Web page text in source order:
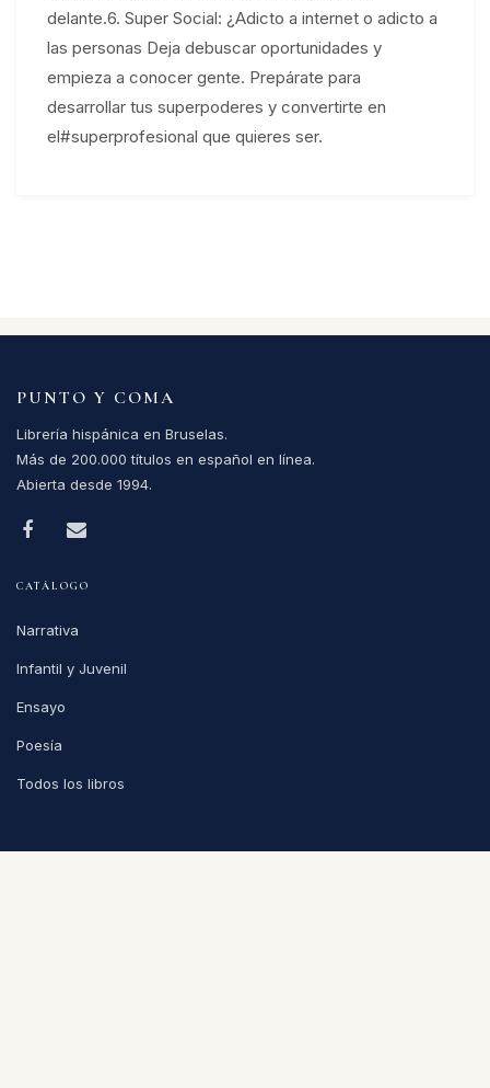
delante.6. Super Social: ¿Adicto a internet o adicto a
las personas Deja debuscar oportunidades y
empieza a conocer gente. Prepárate para
desarrollar tus superpoderes y convertirte en
el#superprofesional que quieres ser.
PUNTO Y COMA
Librería hispánica en Bruselas.
Más de 200.000 títulos en español en línea.
Abierta desde 1994.
CATÁLOGO
Narrativa
Infantil y Juvenil
Ensayo
Poesía
Todos los libros